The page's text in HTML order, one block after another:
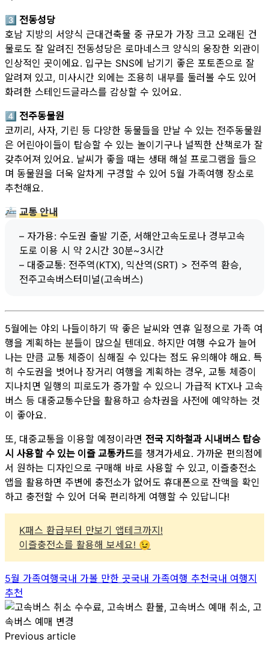
3️⃣ 전동성당
호남 지방의 서양식 근대건축물 중 규모가 가장 크고 오래된 건
물로도 잘 알려진 전동성당은 로마네스크 양식의 웅장한 외관이
인상적인 곳이에요. 입구는 SNS에 남기기 좋은 포토존으로 잘
알려져 있고, 미사시간 외에는 조용히 내부를 둘러볼 수도 있어
화려한 스테인드글라스를 감상할 수 있어요.
4️⃣ 전주동물원
코끼리, 사자, 기린 등 다양한 동물들을 만날 수 있는 전주동물원
은 어린아이들이 탑승할 수 있는 놀이기구나 널찍한 산책로가 잘
갖추어져 있어요. 날씨가 좋을 때는 생태 해설 프로그램을 들으
며 동물원을 더욱 알차게 구경할 수 있어 5월 가족여행 장소로
추천해요.
🚈 교통 안내
– 자가용: 수도권 출발 기준, 서해안고속도로나 경부고속
도로 이용 시 약 2시간 30분~3시간
– 대중교통: 전주역(KTX), 익산역(SRT) > 전주역 환승,
전주고속버스터미널(고속버스)
5월에는 야외 나들이하기 딱 좋은 날씨와 연휴 일정으로 가족 여
행을 계획하는 분들이 많으실 텐데요. 하지만 여행 수요가 늘어
나는 만큼 교통 체증이 심해질 수 있다는 점도 유의해야 해요. 특
히 수도권을 벗어나 장거리 여행을 계획하는 경우, 교통 체증이
지나치면 일행의 피로도가 증가할 수 있으니 가급적 KTX나 고속
버스 등 대중교통수단을 활용하고 승차권을 사전에 예약하는 것
이 좋아요.
또, 대중교통을 이용할 예정이라면 전국 지하철과 시내버스 탑승
시 사용할 수 있는 이즐 교통카드를 챙겨가세요. 가까운 편의점에
서 원하는 디자인으로 구매해 바로 사용할 수 있고, 이즐충전소
앱을 활용하면 주변에 충전소가 없어도 휴대폰으로 잔액을 확인
하고 충전할 수 있어 더욱 편리하게 여행할 수 있답니다!
K패스 환급부터 만보기 앱테크까지!
이즐충전소를 활용해 보세요! 😉
5월 가족여행국내 가볼 만한 곳국내 가족여행 추천국내 여행지
추천
Post
navigation
Previous article